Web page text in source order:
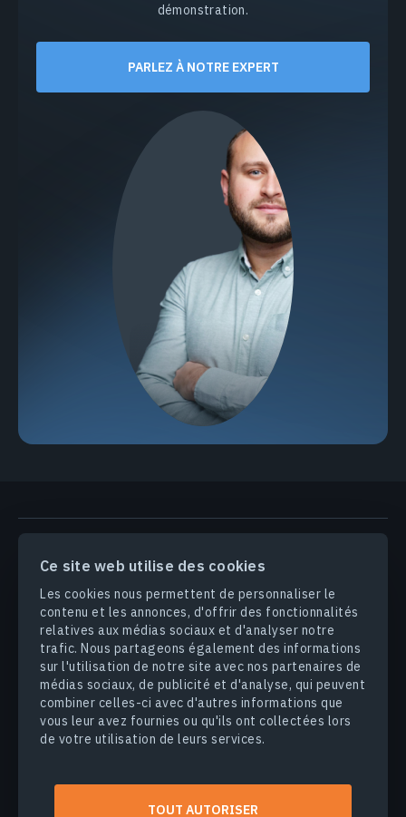
Ce site web utilise des cookies
Les cookies nous permettent de personnaliser le
contenu et les annonces, d'offrir des fonctionnalités
relatives aux médias sociaux et d'analyser notre
trafic. Nous partageons également des informations
sur l'utilisation de notre site avec nos partenaires de
médias sociaux, de publicité et d'analyse, qui peuvent
combiner celles-ci avec d'autres informations que
vous leur avez fournies ou qu'ils ont collectées lors
de votre utilisation de leurs services.
TOUT AUTORISER
démonstration.
PARLEZ À NOTRE EXPERT
INDUSTRIES
ENTREPRISE
DÉCOUVRIR
Tous droits réservés.